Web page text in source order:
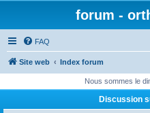
forum -
FAQ
Site web Index forum
Nous sommes le
Discussion